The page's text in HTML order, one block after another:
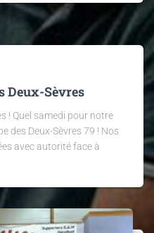
Deux-Sèvres
! Quel samedi pour notre
des Deux-Sèvres 79 ! Nos
avec autorité face à